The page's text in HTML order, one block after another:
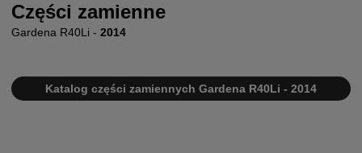
Części zamienne
Gardena R40Li - 2014
Katalog części zamiennych Gardena R40Li - 2014